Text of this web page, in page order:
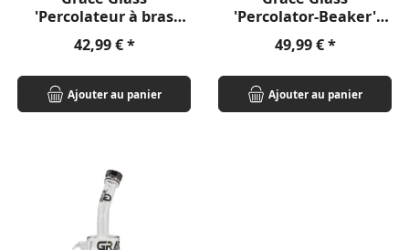
'Percolateur à bras
d'arbre Beaker' 27,5 cm
Prix régulier :
42,99 €
Ajouter au panier
'Percolator-Beaker'
35cm
Prix régulier :
49,99 €
Ajouter au panier